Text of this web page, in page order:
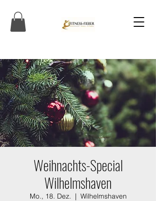
Weihnachts-Special
Wilhelmshaven
Mo., 18. Dez.
  |
Wilhelmshaven